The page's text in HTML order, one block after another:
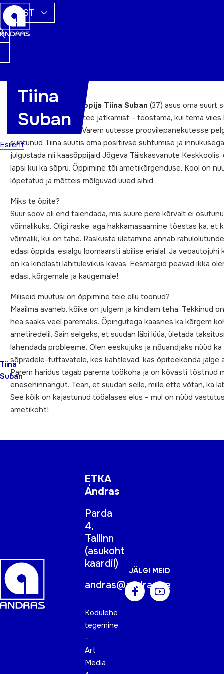
EST
Esileht
Tiina
Suban
Tiina
Suban
Jõgevamaa aasta õppija Tiina Suban (37) asus oma suurt
poolelijäänud haridustee jätkamist – teostama, kui tema viies
paari nädala vanune. Varem uutesse proovilepanekutesse
suhtunud Tiina suutis oma positiivse suhtumise ja innukusega
julgustada nii kaasõppijaid Jõgeva Täiskasvanute Keskkoolis,
lapsi kui ka sõpru. Õppimine tõi ametikõrgenduse. Kool on
lõpetatud ja mõtteis mõlguvad uued sihid.
Miks te õpite?
Suur soov oli end täiendada, mis suure pere kõrvalt ei
võimalikuks. Oligi raske, aga hakkamasaamine tõestas ka, et
võimalik, kui on tahe. Raskuste ületamine annab
edasi õppida, esialgu loomaarsti abilise erialal. Ja veoautojuhi
on ka kindlasti lähitulevikus kavas. Eesmärgid peavad ikka
edasi, kõrgemale ja kaugemale!
Miliseid muutusi on õppimine teie ellu toonud?
Maailma avaneb, kõike on julgem ja kindlam teha. Tekkinud
hea saaks veel paremaks. Õpingutega kaasnes ka kõrgem
ametiredelil. Sain selgeks, et suudan läbi lüüa, ületada
lahendada probleeme. Olen eeskujuks ja nõuandjaks nüüd ka
sõpradele-tuttavatele, kes kahtlevad, kas õpiteekonda jalge
Parem haridus tagab parema töökoha ja on kõvasti tõstnud
enesehinnangut. Tean, et suudan selle, mille ette võtan, ka
See kõik on kajastunud tööalases elus – mul on nüüd
ametikoht!
ETKA
Andras
Parda
4,
Tallinn
(asukoht
kaardil)
andras@andras.ee
Kodulehe
tegemine
-
Art
Media
JÄLGI MEID